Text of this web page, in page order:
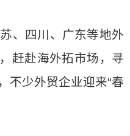
、四川、广东等地外
赶赴海外拓市场，寻
不少外贸企业迎来“春